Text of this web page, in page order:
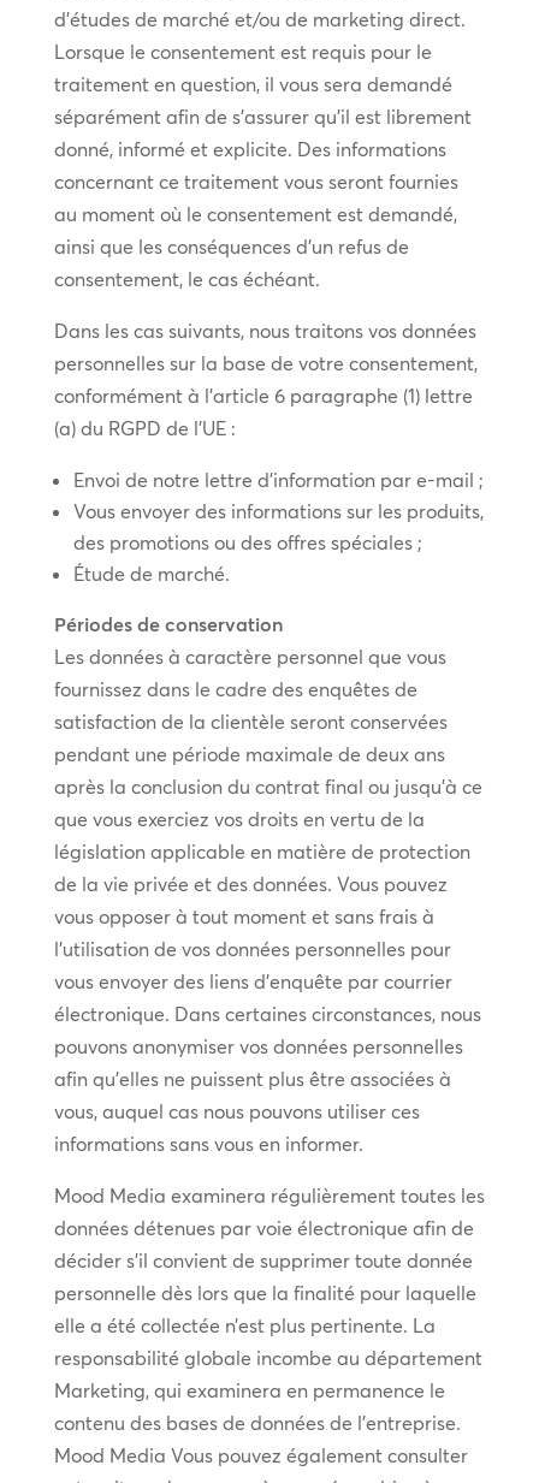
d’études de marché et/ou de marketing direct.
Lorsque le consentement est requis pour le
traitement en question, il vous sera demandé
séparément afin de s’assurer qu’il est librement
donné, informé et explicite. Des informations
concernant ce traitement vous seront fournies
au moment où le consentement est demandé,
ainsi que les conséquences d’un refus de
consentement, le cas échéant.
Dans les cas suivants, nous traitons vos données
personnelles sur la base de votre consentement,
conformément à l’article 6 paragraphe (1) lettre
(a) du RGPD de l’UE :
Envoi de notre lettre d’information par e-mail ;
Vous envoyer des informations sur les produits,
des promotions ou des offres spéciales ;
Étude de marché.
Périodes de conservation
Les données à caractère personnel que vous
fournissez dans le cadre des enquêtes de
satisfaction de la clientèle seront conservées
pendant une période maximale de deux ans
après la conclusion du contrat final ou jusqu’à ce
que vous exerciez vos droits en vertu de la
législation applicable en matière de protection
de la vie privée et des données. Vous pouvez
vous opposer à tout moment et sans frais à
l’utilisation de vos données personnelles pour
vous envoyer des liens d’enquête par courrier
électronique. Dans certaines circonstances, nous
pouvons anonymiser vos données personnelles
afin qu’elles ne puissent plus être associées à
vous, auquel cas nous pouvons utiliser ces
informations sans vous en informer.
Mood Media examinera régulièrement toutes les
données détenues par voie électronique afin de
décider s’il convient de supprimer toute donnée
personnelle dès lors que la finalité pour laquelle
elle a été collectée n’est plus pertinente. La
responsabilité globale incombe au département
Marketing, qui examinera en permanence le
contenu des bases de données de l’entreprise.
Mood Media Vous pouvez également consulter